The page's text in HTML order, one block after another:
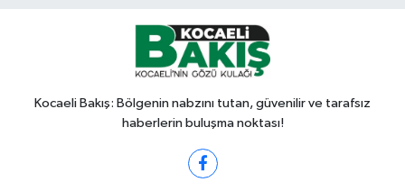
Kocaeli Bakış: Bölgenin nabzını tutan, güvenilir ve tarafsız
haberlerin buluşma noktası!